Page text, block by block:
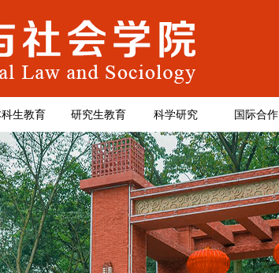
生教育 研究生教育 科学研究 国际合作